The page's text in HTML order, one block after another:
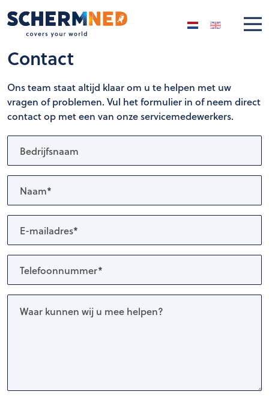
Selecteer de taal
Contact
Ons team staat altijd klaar om u te helpen met uw
vragen of problemen. Vul het formulier in of neem direct
contact op met een van onze servicemedewerkers.